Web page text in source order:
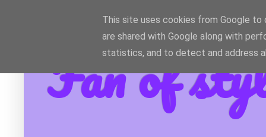
Fan of
This site uses cookies from Google to
are shared with Google along with
statistics, and to detect and address